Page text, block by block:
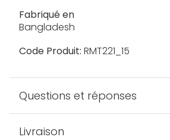
Fabriqué en
Bangladesh
Code Produit: RMT221_15
Questions et réponses
Livraison